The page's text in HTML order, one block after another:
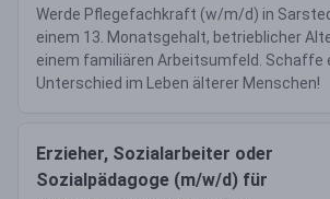
Werde Pflegefachkraft (w/m/d) in
einem 13. Monatsgehalt, betrieblicher
einem familiären Arbeitsumfeld. Schaffe
Unterschied im Leben älterer Menschen!
Erzieher, Sozialarbeiter oder
Sozialpädagoge (m/w/d) für